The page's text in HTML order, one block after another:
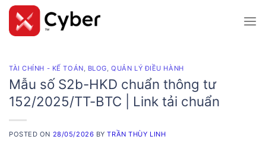
Skip
content
TÀI CHÍNH - KẾ TOÁN, BLOG,QUẢN LÝ ĐIỀU HÀNH
Mẫu số S2b-HKD chuẩn thông tư
152/2025/TT-BTC | Link tải chuẩn
POSTED ON 28/05/2026 BYTRẦN THÙY LINH